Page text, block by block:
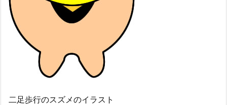
二足歩行のスズメのイラスト